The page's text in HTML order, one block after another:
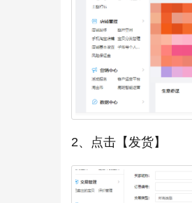
2、点击【发货】